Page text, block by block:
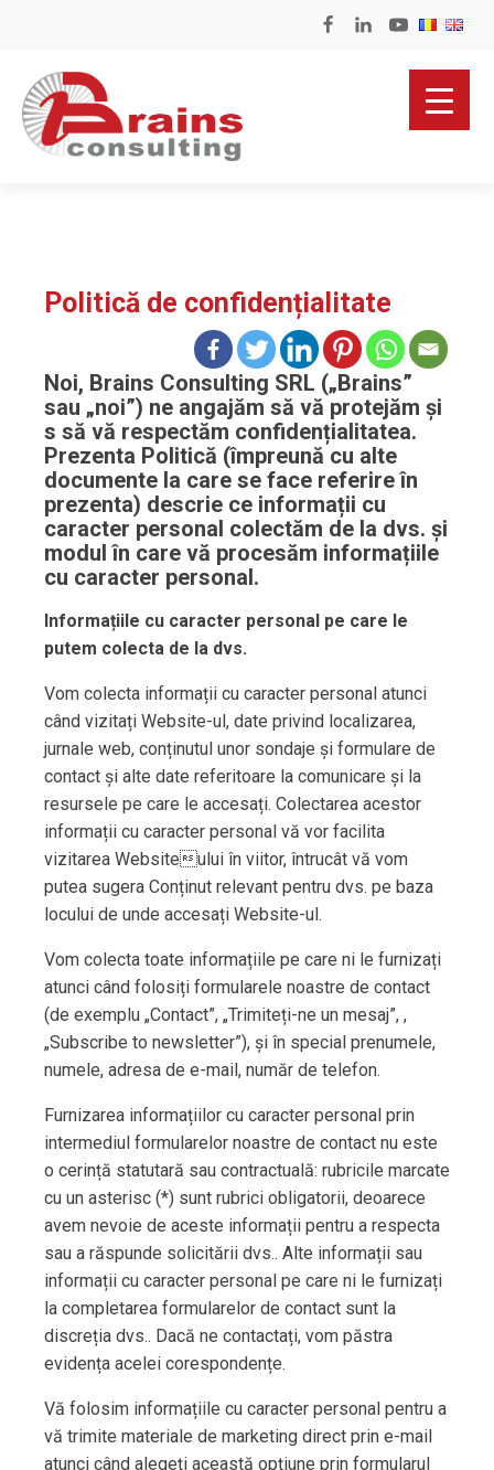
Politică de confidențialitate
Noi, Brains Consulting SRL („Brains”
sau „noi”) ne angajăm să vă protejăm și
s să vă respectăm confidențialitatea.
Prezenta Politică (împreună cu alte
documente la care se face referire în
prezenta) descrie ce informații cu
caracter personal colectăm de la dvs. și
modul în care vă procesăm informațiile
cu caracter personal.
Informațiile cu caracter personal pe care le
putem colecta de la dvs.
Vom colecta informații cu caracter personal atunci
când vizitați Website-ul, date privind localizarea,
jurnale web, conținutul unor sondaje și formulare de
contact și alte date referitoare la comunicare și la
resursele pe care le accesați. Colectarea acestor
informații cu caracter personal vă vor facilita
vizitarea Websiteului în viitor, întrucât vă vom
putea sugera Conținut relevant pentru dvs. pe baza
locului de unde accesați Website-ul.
Vom colecta toate informațiile pe care ni le furnizați
atunci când folosiți formularele noastre de contact
(de exemplu „Contact”, „Trimiteți-ne un mesaj”, ,
„Subscribe to newsletter”), și în special prenumele,
numele, adresa de e-mail, număr de telefon.
Furnizarea informațiilor cu caracter personal prin
intermediul formularelor noastre de contact nu este
o cerință statutară sau contractuală: rubricile marcate
cu un asterisc (*) sunt rubrici obligatorii, deoarece
avem nevoie de aceste informații pentru a respecta
sau a răspunde solicitării dvs.. Alte informații sau
informații cu caracter personal pe care ni le furnizați
la completarea formularelor de contact sunt la
discreția dvs.. Dacă ne contactați, vom păstra
evidența acelei corespondențe.
Vă folosim informațiile cu caracter personal pentru a
vă trimite materiale de marketing direct prin e-mail
atunci când alegeți această opțiune prin formularul